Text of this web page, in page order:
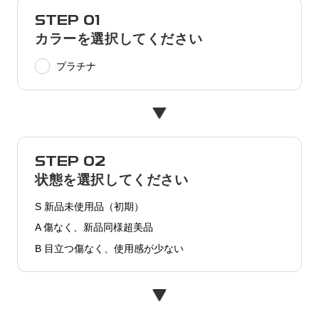
STEP 01
カラーを選択してください
プラチナ
STEP 02
状態を選択してください
S 新品未使用品（初期）
A 傷なく、新品同様超美品
B 目立つ傷なく、使用感が少ない